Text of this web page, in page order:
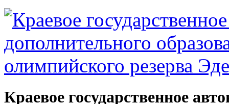
Краевое государственное